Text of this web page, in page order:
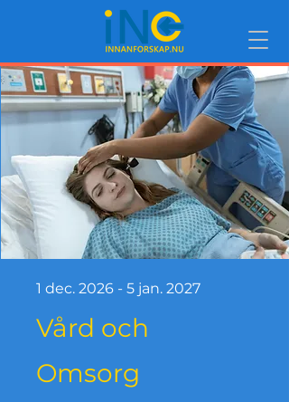
Vård och
Omsorg
1 dec. 2026 - 5 jan. 2027